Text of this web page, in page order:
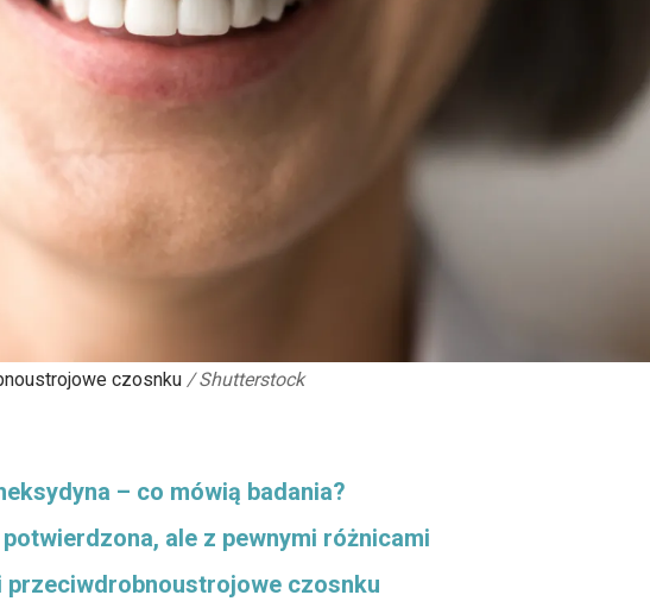
czosnku / Shutterstock
– co mówią badania?
ale z pewnymi różnicami
przeciwdrobnoustrojowe czosnku